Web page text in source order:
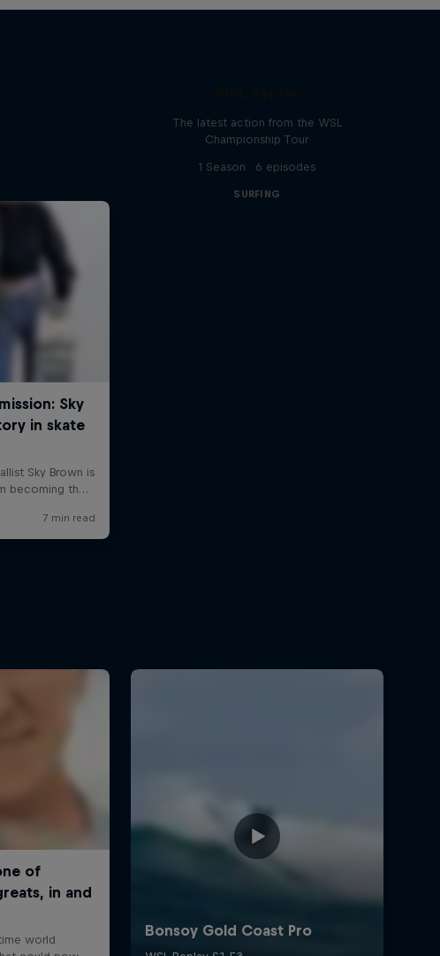
The latest action from the WSL
Championship Tour
1 Season · 6 episodes
SURFING